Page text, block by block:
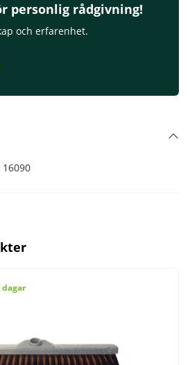
personlig rådgivning!
och erfarenhet.